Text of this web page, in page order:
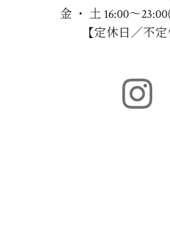
金 ・ 土 16:00～
【定休日／不定